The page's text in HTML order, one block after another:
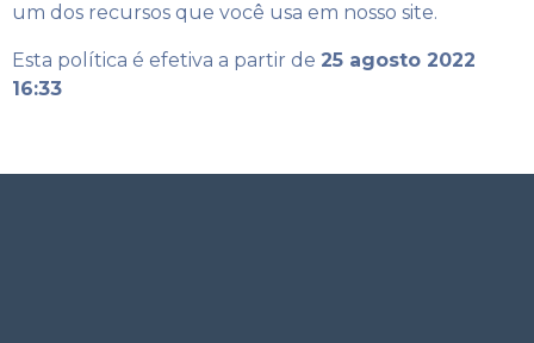
um dos recursos que você usa em nosso site.
Esta política é efetiva a partir de 25 agosto 2022
16:33